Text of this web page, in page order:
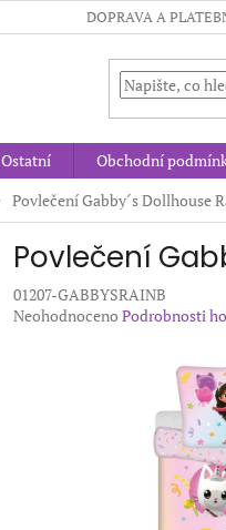
DOPRAVA A
Ostatní Obchodní
Povlečení Gabby´s Dollhouse
Povlečení
01207-GABBYSRAINB
Průměrné
Neohodnoceno Podrobnosti